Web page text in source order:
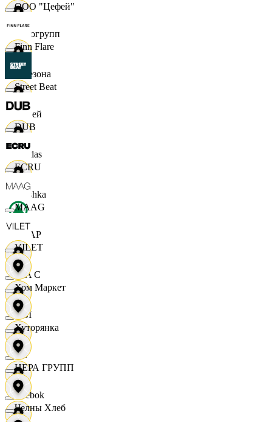
Яркогрупп
4 Сезона
7 дней
Adidas
Bershka
СПАР
M A C
OBI
RE
Reebok
ООО "Цефей"
Finn Flare
Street Beat
DUB
ECRU
MAAG
VILET
Хом Маркет
Хуторянка
ЦЕРА ГРУПП
Челны Хлеб